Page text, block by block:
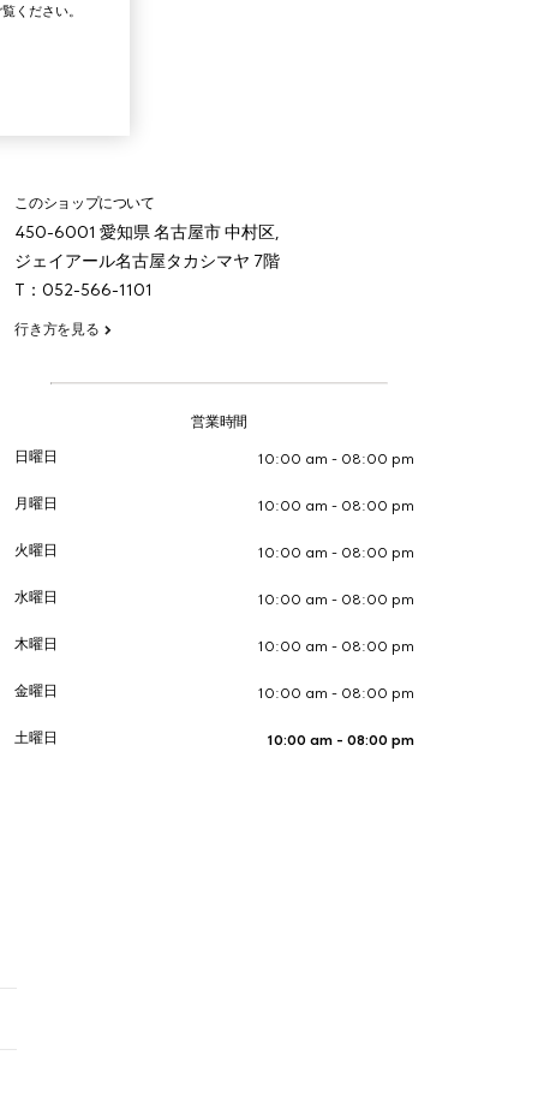
このショップについて
450-6001 愛知県名古屋市 中村区,
ジェイアール名古屋タカシマヤ 7階
T：052-566-1101
行き方を見る
営業時間
日曜日 10:00 am - 08:00 pm
月曜日 10:00 am - 08:00 pm
火曜日 10:00 am - 08:00 pm
水曜日 10:00 am - 08:00 pm
木曜日 10:00 am - 08:00 pm
金曜日 10:00 am - 08:00 pm
土曜日 10:00 am - 08:00 pm
ください。